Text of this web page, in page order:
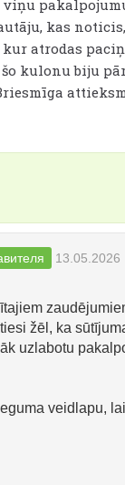
kas
atrodas
kulonu biju
13.05.2026
žēl, ka
uzlabotu
veidlapu,